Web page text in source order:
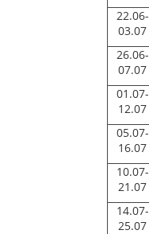
22.06-
03.07
26.06-
07.07
01.07-
12.07
05.07-
16.07
10.07-
21.07
14.07-
25.07